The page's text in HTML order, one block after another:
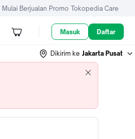
Mulai Berjualan Promo Tokopedia Care
Masuk Daftar
Dikirim ke Jakarta Pusat